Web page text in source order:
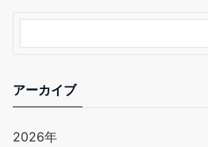
アーカイブ
2026年